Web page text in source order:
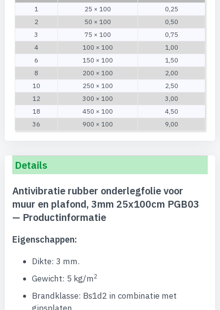
1 25 × 100
0,25
2
50 × 100
0,50
3
75 × 100
0,75
4
100 × 100
1,00
6
150 × 100
1,50
8
200 × 100
2,00
10
250 × 100
2,50
12
300 × 100
3,00
18
450 × 100
4,50
36
900 × 100 9,00
Details
Antivibratie rubber onderlegfolie voor
muur en plafond, 3mm 25x100cm PGB03
— Productinformatie
Eigenschappen:
Dikte: 3 mm.
Gewicht: 5 kg/m2
Brandklasse: Bs1d2 in combinatie met